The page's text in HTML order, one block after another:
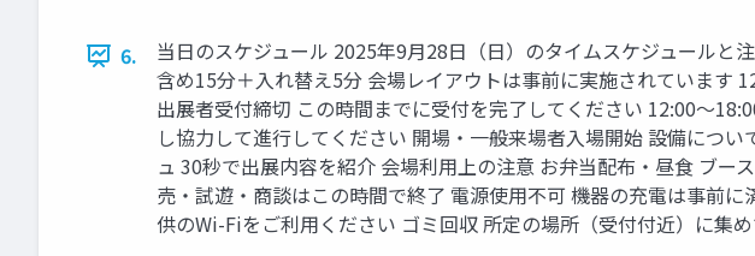
6.
当⽇のスケジュール 2025年9⽉28⽇（⽇）のタイムスケジュール
含め15分＋⼊れ替え5分 会場レイアウトは事前に実施されています
出展者受付締切 この時間までに受付を完了してください 12:00〜
し協⼒して進⾏してください 開場‧⼀般来場者⼊場開始 設備につ
ュ 30秒で出展内容を紹介 会場利⽤上の注意 お弁当配布‧昼⾷ ブ
売‧試遊‧商談はこの時間で終了 電源使⽤不可 機器の充電は事前に
供のWi-Fiをご利⽤ください ゴミ回収 所定の場所（受付付近）に集